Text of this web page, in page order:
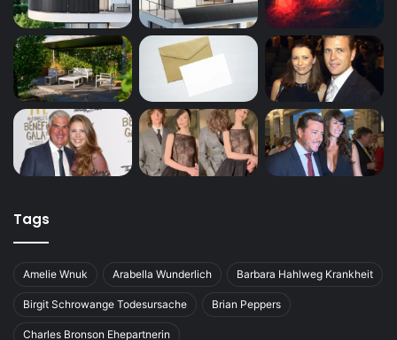
Tags
Amelie Wnuk Arabella Wunderlich Barbara Hahlweg Krankheit
Birgit Schrowange Todesursache Brian Peppers
Charles Bronson Ehepartnerin